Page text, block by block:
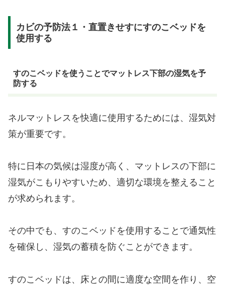
カビの予防法１・直置きせすにすのこベッドを
使用する
すのこベッドを使うことでマットレス下部の湿気を予
防する
ネルマットレスを快適に使用するためには、湿気対
策が重要です。
特に日本の気候は湿度が高く、マットレスの下部に
湿気がこもりやすいため、適切な環境を整えること
が求められます。
その中でも、すのこベッドを使用することで通気性
を確保し、湿気の蓄積を防ぐことができます。
すのこベッドは、床との間に適度な空間を作り、空